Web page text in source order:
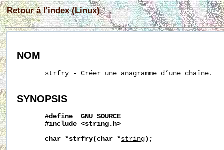
Retour à l'index (Linux)
NOM
       strfry - Créer une anagramme d’une chaîne.
SYNOPSIS
#define
_GNU_SOURCE
#include <string.h>
char *strfry(char *string );